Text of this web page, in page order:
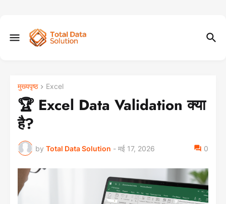
मुख्यपृष्ठ Excel
🏆 Excel Data Validation क्या
है?
by Total Data Solution - मई 17, 2026 0